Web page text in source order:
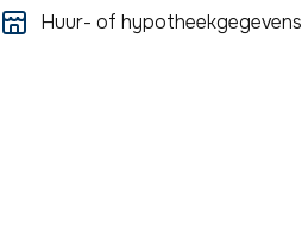
Huur- of hypotheekgegevens